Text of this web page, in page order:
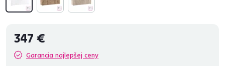
347 €
Garancia najlepšej ceny